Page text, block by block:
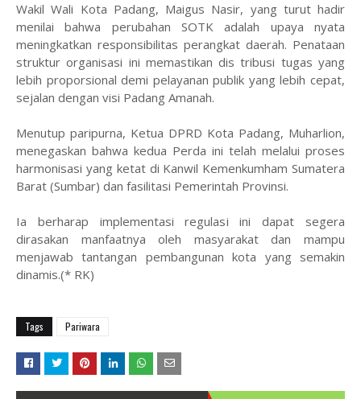
Wakil Wali Kota Padang, Maigus Nasir, yang turut hadir
menilai bahwa perubahan SOTK adalah upaya nyata
meningkatkan responsibilitas perangkat daerah. Penataan
struktur organisasi ini memastikan dis tribusi tugas yang
lebih proporsional demi pelayanan publik yang lebih cepat,
sejalan dengan visi Padang Amanah.
Menutup paripurna, Ketua DPRD Kota Padang, Muharlion,
menegaskan bahwa kedua Perda ini telah melalui proses
harmonisasi yang ketat di Kanwil Kemenkumham Sumatera
Barat (Sumbar) dan fasilitasi Pemerintah Provinsi.
Ia berharap implementasi regulasi ini dapat segera
dirasakan manfaatnya oleh masyarakat dan mampu
menjawab tantangan pembangunan kota yang semakin
dinamis.(* RK)
Tags Pariwara